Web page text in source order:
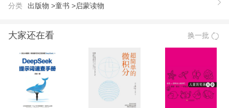
分类 出版物 >童书 >启蒙读物
大家还在看 换一批